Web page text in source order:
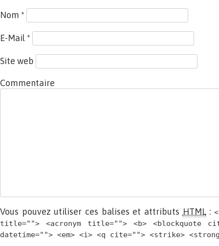
Nom *
E-Mail *
Site web
Commentaire
Vous pouvez utiliser ces balises et attributs HTML:
title=""> <acronym title=""> <b> <blockquote
datetime=""> <em> <i> <q cite=""> <strike>